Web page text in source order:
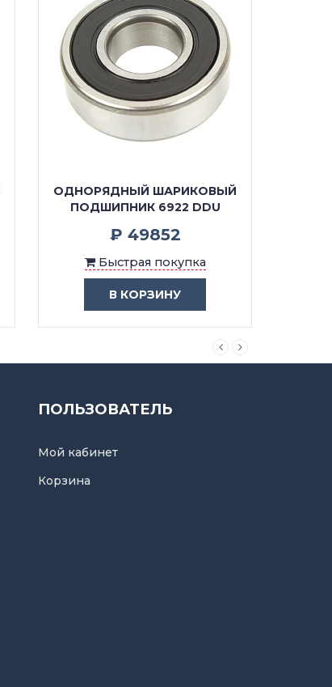
ОДНОРЯДНЫЙ ШАРИКОВЫЙ
ПОДШИПНИК 6922 DDU
₽ 49852
Быстрая покупка
В КОРЗИНУ
ПОЛЬЗОВАТЕЛЬ
Мой кабинет
Корзина